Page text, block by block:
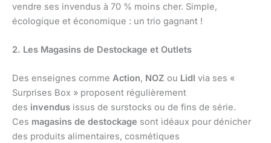
vendre ses invendus à 70 % moins cher. Simple,
écologique et économique : un trio gagnant !
2. Les Magasins de Destockage et Outlets
Des enseignes comme Action, NOZ ou Lidl via ses «
Surprises Box » proposent régulièrement
des invendus issus de surstocks ou de fins de série.
Ces magasins de destockage sont idéaux pour dénicher
des produits alimentaires, cosmétiques